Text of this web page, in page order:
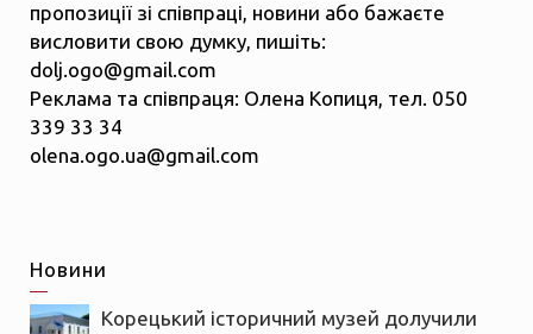
пропозиції зі співпраці, новини або бажаєте
висловити свою думку, пишіть:
dolj.ogo@gmail.com
Реклама та співпраця: Олена Копиця, тел. 050
339 33 34
olena.ogo.ua@gmail.com
Новини
Корецький історичний музей долучили